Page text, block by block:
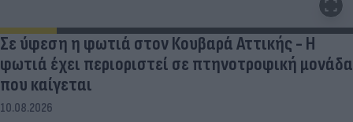
Σε ύφεση η φωτιά στον Κουβαρά Αττικής - Η
φωτιά έχει περιοριστεί σε πτηνοτροφική μονάδα
που καίγεται
10.08.2026